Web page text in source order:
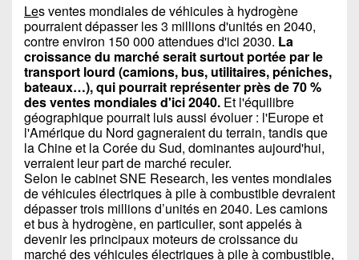
Les ventes mondiales de véhicules à hydrogène
pourraient dépasser les 3 millions d'unités en 2040,
contre environ 150 000 attendues d'ici 2030. La
croissance du marché serait surtout portée par le
transport lourd (camions, bus, utilitaires, péniches,
bateaux…), qui pourrait représenter près de 70 %
des ventes mondiales d'ici 2040. Et l'équilibre
géographique pourrait luis aussi évoluer : l'Europe et
l'Amérique du Nord gagneraient du terrain, tandis que
la Chine et la Corée du Sud, dominantes aujourd'hui,
verraient leur part de marché reculer.
Selon le cabinet SNE Research, les ventes mondiales
de véhicules électriques à pile à combustible devraient
dépasser trois millions d’unités en 2040. Les camions
et bus à hydrogène, en particulier, sont appelés à
devenir les principaux moteurs de croissance du
marché des véhicules électriques à pile à combustible,